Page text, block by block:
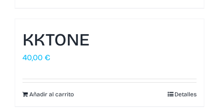
KKTONE
40,00 €
Añadir al carrito Detalles